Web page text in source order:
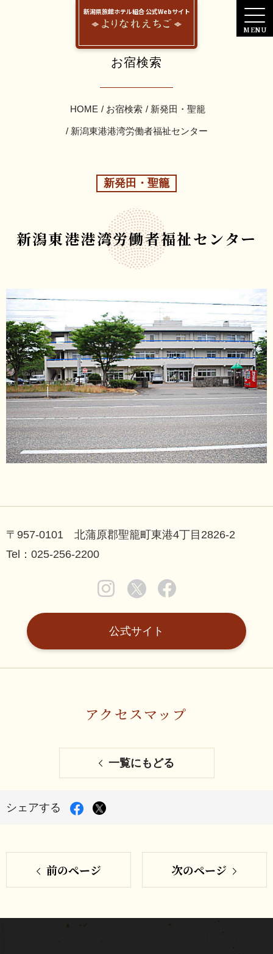
新潟県旅館ホテル組合 公式Webサイト
お宿検索
HOME お宿検索 新発田・聖籠
新潟東港港湾労働者福祉センター
新発田・聖籠
新潟東港港湾労働者福祉センター
〒957-0101 北蒲原郡聖籠町東港4丁目2826-2
Tel：025-256-2200
公式サイト
アクセスマップ
一覧にもどる
シェアする
Facebook
で
ア
す
る
X
シ
す
前のページ 次のページ